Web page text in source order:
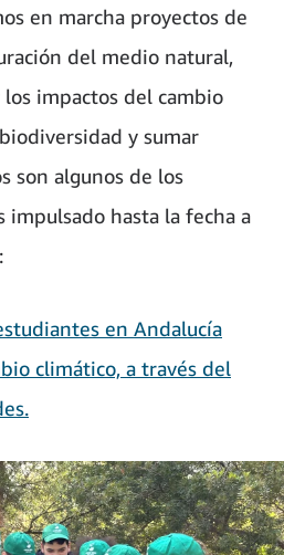
en marcha proyectos de
del medio natural,
impactos del cambio
y sumar
son algunos de los
impulsado hasta la fecha a
en Andalucía
climático, a través del